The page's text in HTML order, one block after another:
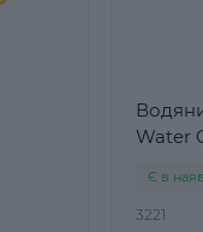
Water
Є в
3221